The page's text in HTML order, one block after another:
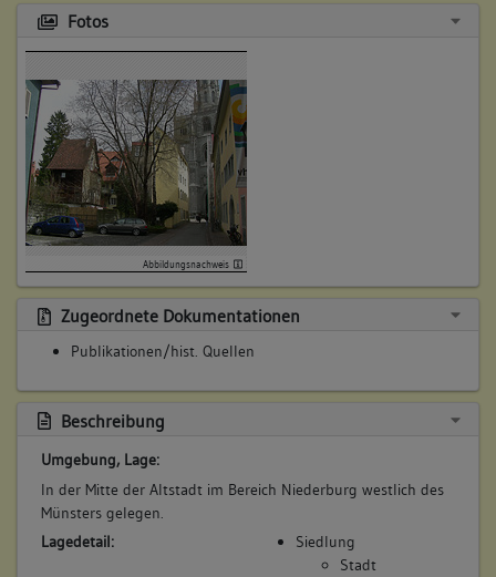
Fotos
Abbildungsnachweis
Zugeordnete Dokumentationen
Publikationen/hist. Quellen
Beschreibung
Umgebung, Lage:
In der Mitte der Altstadt im Bereich Niederburg westlich des
Münsters gelegen.
Lagedetail:
Siedlung
Stadt